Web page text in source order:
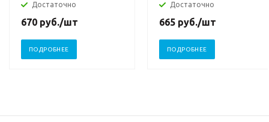
Достаточно
670 руб./шт
ПОДРОБНЕЕ
Достаточно
665 руб./шт
ПОДРОБНЕЕ